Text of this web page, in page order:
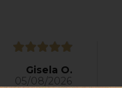
Gisela O.
05/08/2026